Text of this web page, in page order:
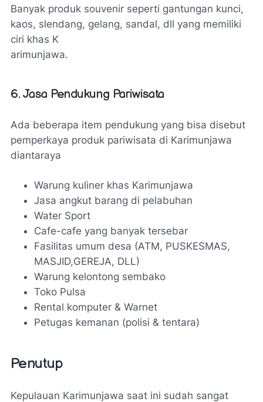
Banyak produk souvenir seperti gantungan kunci,
kaos, slendang, gelang, sandal, dll yang memiliki
ciri khas K
arimunjawa.
6. Jasa Pendukung Pariwisata
Ada beberapa item pendukung yang bisa disebut
pemperkaya produk pariwisata di Karimunjawa
diantaraya
Warung kuliner khas Karimunjawa
Jasa angkut barang di pelabuhan
Water Sport
Cafe-cafe yang banyak tersebar
Fasilitas umum desa (ATM, PUSKESMAS,
MASJID,GEREJA, DLL)
Warung kelontong sembako
Toko Pulsa
Rental komputer & Warnet
Petugas kemanan (polisi & tentara)
Penutup
Kepulauan Karimunjawa saat ini sudah sangat